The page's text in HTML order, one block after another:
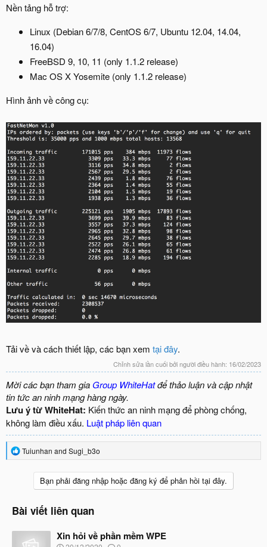
Nền tảng hỗ trợ:
Linux (Debian 6/7/8, CentOS 6/7, Ubuntu 12.04, 14.04,
16.04)
FreeBSD 9, 10, 11 (only 1.1.2 release)
Mac OS X Yosemite (only 1.1.2 release)
Hình ảnh về công cụ:
Tải về và cách thiết lập, các bạn xem tại đây.
Chỉnh sửa lần cuối bởi người điều hành: 16/02/2023
Mời các bạn tham gia Group WhiteHatđể thảo luận và cập nhật
tin tức an ninh mạng hàng ngày.
Lưu ý từ WhiteHat: Kiến thức an ninh mạng để phòng chống,
không làm điều xấu. Luật pháp liên quan
R
e
o
n
Tuiunhan and Sugi_b3o
Bạn phải đăng nhập hoặc đăng ký để phản hồi tại đây.
Bài viết liên quan
Xin hỏi về phần mềm WPE